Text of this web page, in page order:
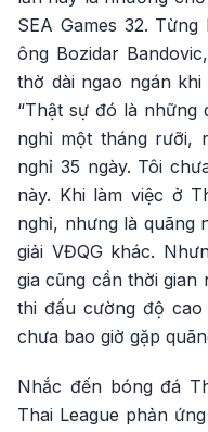
SEA Games 32.
ông Bozidar
thờ dài ngao ngán
“Thật sự đó là những
nghỉ một tháng rưỡi,
nghỉ 35 ngày. Tôi
này. Khi làm việc ở
nghỉ, nhưng là quãng
giải VĐQG khác.
gia cũng cần thời
thi đấu cường độ
chưa bao giờ gặp
Nhắc đến bóng đá
Thai League phản